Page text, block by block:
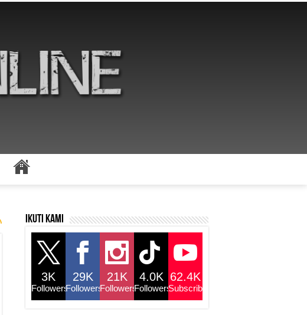
Ikuti kami
3K
Followers
29K
Followers
21K
Followers
4.0K
Followers
62.4K
Subscribers